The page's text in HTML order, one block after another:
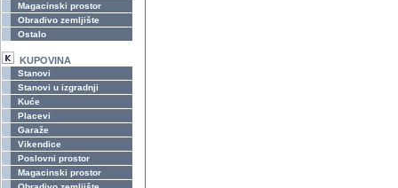
Magacinski prostor
Obradivo zemljište
Ostalo
KUPOVINA
Stanovi
Stanovi u izgradnji
Kuće
Placevi
Garaže
Vikendice
Poslovni prostor
Magacinski prostor